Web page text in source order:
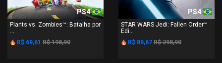
PS4
Plants vs. Zombies™: Batalha por
...
R$ 69,61 R$ 198,90
PS4
STAR WARS Jedi: Fallen Order™
Edi...
R$ 89,67 R$ 298,90